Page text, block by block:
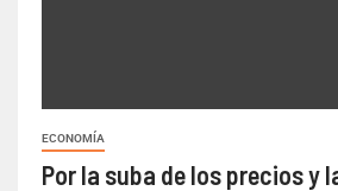
ECONOMÍA
Por la suba de los precios y